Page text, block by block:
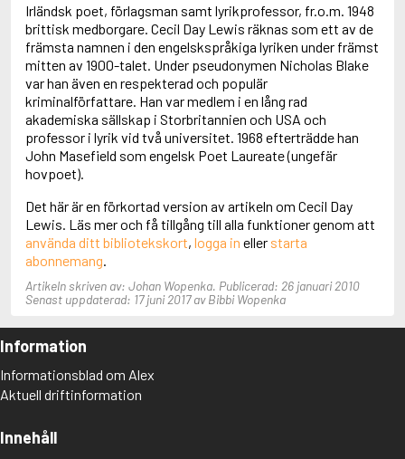
Adolfsson, Evert
Adolfsson, Gunnar
Adolfsson, Josefine
Adolfsson, Maria
Adolphsen, Peter
Irländsk poet, förlagsman samt lyrikprofessor, fr.o.m. 1948
brittisk medborgare. Cecil Day Lewis räknas som ett av de
främsta namnen i den engelskspråkiga lyriken under främst
mitten av 1900-talet. Under pseudonymen Nicholas Blake
var han även en respekterad och populär
kriminalförfattare. Han var medlem i en lång rad
akademiska sällskap i Storbritannien och USA och
professor i lyrik vid två universitet. 1968 efterträdde han
John Masefield som engelsk Poet Laureate (ungefär
hovpoet).
Det här är en förkortad version av artikeln om Cecil Day
Lewis. Läs mer och få tillgång till alla funktioner genom att
använda ditt bibliotekskort, logga in eller starta
abonnemang
Artikeln skriven av: Johan Wopenka. Publicerad: 26 januari 2010
Senast uppdaterad: 17 juni 2017 av Bibbi Wopenka
Information
Informationsblad om Alex
Aktuell driftinformation
Innehåll